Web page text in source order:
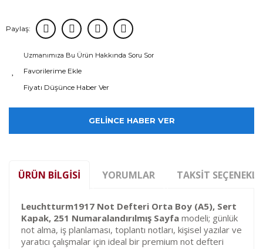
Paylaş:
Uzmanımıza Bu Ürün Hakkında Soru Sor
Fiyatı Düşünce Haber Ver
GELİNCE HABER VER
ÜRÜN BILGISI YORUMLAR TAKSIT
Leuchtturm1917 Not Defteri Orta Boy (A5), Sert
Kapak, 251 Numaralandırılmış Sayfa modeli; günlük
not alma, iş planlaması, toplantı notları, kişisel yazılar ve
yaratıcı çalışmalar için ideal bir premium not defteri